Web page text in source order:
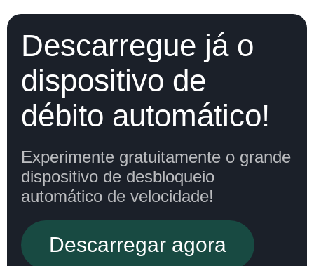
Descarregue já o
dispositivo de
débito automático!
Experimente gratuitamente o grande
dispositivo de desbloqueio
automático de velocidade!
Descarregar agora